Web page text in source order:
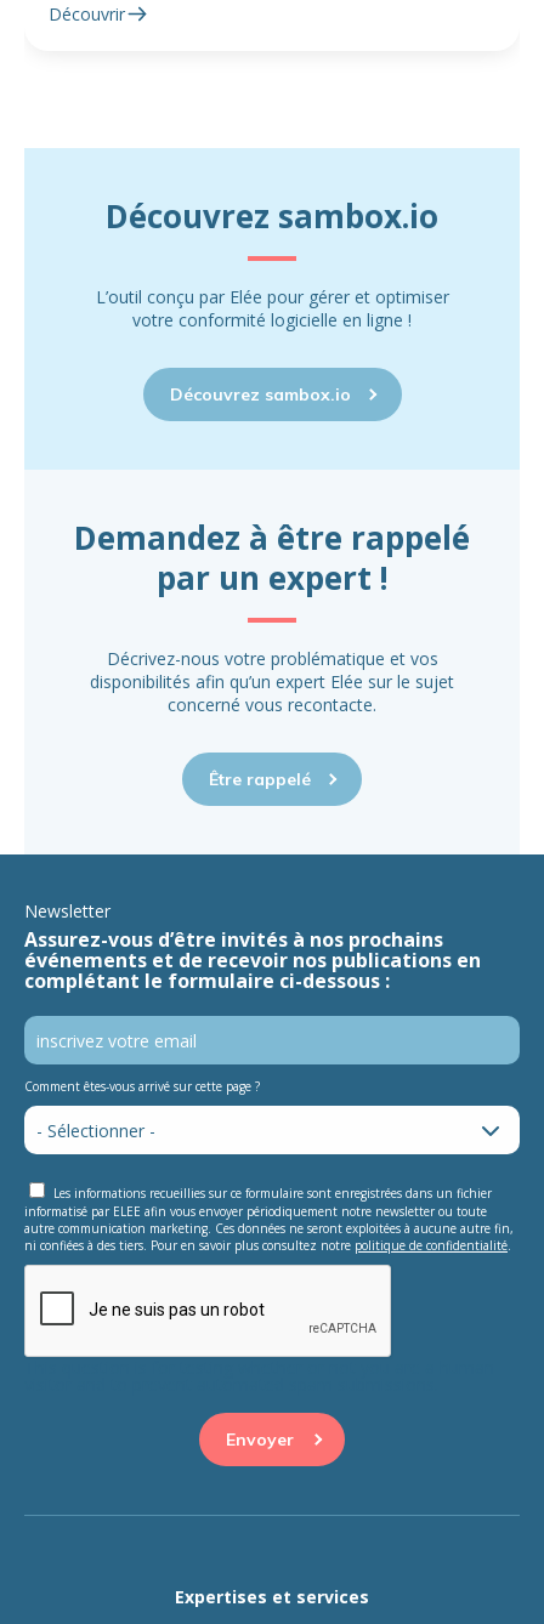
Découvrir
Découvrez sambox.io
L’outil conçu par Elée pour gérer et optimiser
votre conformité logicielle en ligne !
Découvrez sambox.io
Demandez à être rappelé
par un expert !
Décrivez-nous votre problématique et vos
disponibilités afin qu’un expert Elée sur le sujet
concerné vous recontacte.
Être rappelé
Newsletter
Assurez-vous d’être invités à nos prochains
événements et de recevoir nos publications en
complétant le formulaire ci-dessous :
Comment êtes-vous arrivé sur cette page ?
Les informations recueillies sur ce formulaire sont enregistrées dans un fichier
informatisé par ELEE afin vous envoyer périodiquement notre newsletter ou toute
autre communication marketing. Ces données ne seront exploitées à aucune autre fin,
ni confiées à des tiers. Pour en savoir plus consultez notre politique de confidentialité.
Expertises et services